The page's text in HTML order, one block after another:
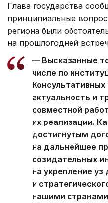
Глава государства
принципиальные
региона были
на прошлогодней
— Высказанные
числе по
актуальность и
совместной
их реализации.
достигнутым
на дальнейшее
созидательных
на укрепление
и
нашими